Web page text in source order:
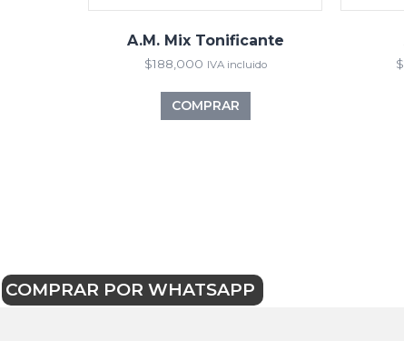
A.M. Mix Tonificante
$188,000 IVA incluido
COMPRAR
$
COMPRAR POR WHATSAPP